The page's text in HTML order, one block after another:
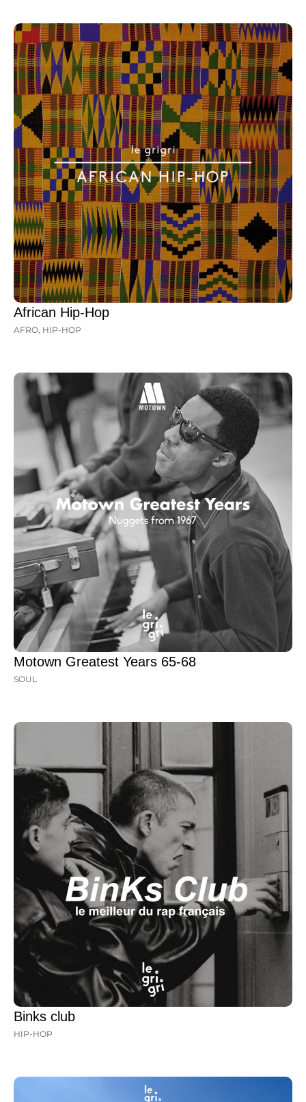
African Hip-Hop
AFRO, HIP-HOP
Motown Greatest Years 65-68
SOUL
Binks club
HIP-HOP